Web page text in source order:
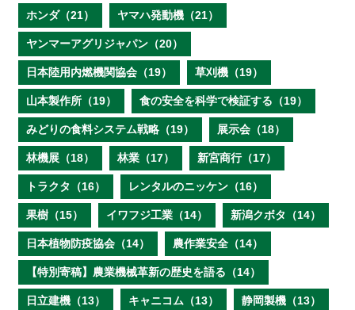
ホンダ（21） ヤマハ発動機（21）
ヤンマーアグリジャパン（20）
日本陸用内燃機関協会（19） 草刈機（19）
山本製作所（19） 食の安全を科学で検証する（19）
みどりの食料システム戦略（19） 展示会（18）
林機展（18） 林業（17） 新宮商行（17）
トラクタ（16） レンタルのニッケン（16）
果樹（15） イワフジ工業（14） 新潟クボタ（14）
日本植物防疫協会（14） 農作業安全（14）
【特別寄稿】農業機械革新の歴史を語る（14）
日立建機（13） キャニコム（13） 静岡製機（13）